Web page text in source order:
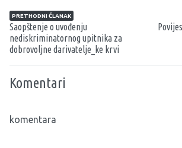
Navigacija članaka
PRETHODNI ČLANAK
Saopštenje o uvođenju
nediskriminatornog upitnika za
dobrovoljne darivatelje_ke krvi
Komentari
komentara